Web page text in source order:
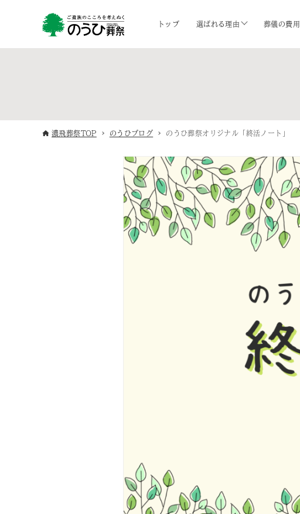
トップ 選ばれる理由 葬儀の費用
濃飛葬祭TOP のうひブログ のうひ葬祭オリジナル「終活ノート」